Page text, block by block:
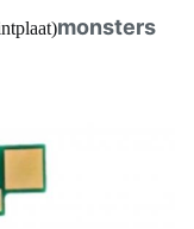
monsters